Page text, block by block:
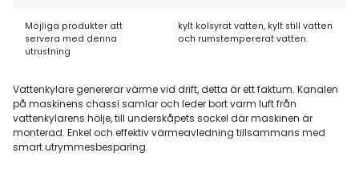
Möjliga produkter att
servera med denna
utrustning
kylt kolsyrat vatten, kylt still vatten
och rumstempererat vatten.
Vattenkylare genererar värme vid drift, detta är ett faktum. Kanalen
på maskinens chassi samlar och leder bort varm luft från
vattenkylarens hölje, till underskåpets sockel där maskinen är
monterad. Enkel och effektiv värmeavledning tillsammans med
smart utrymmesbesparing.